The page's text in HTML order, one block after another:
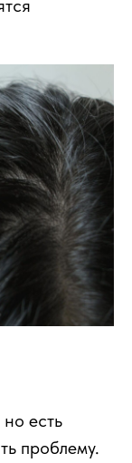
есть
проблему.